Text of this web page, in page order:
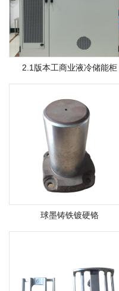
2.1版本工商业液冷储能柜
球墨铸铁镀硬铬